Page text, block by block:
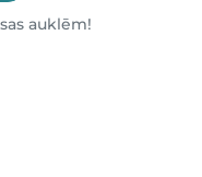
auklēm!